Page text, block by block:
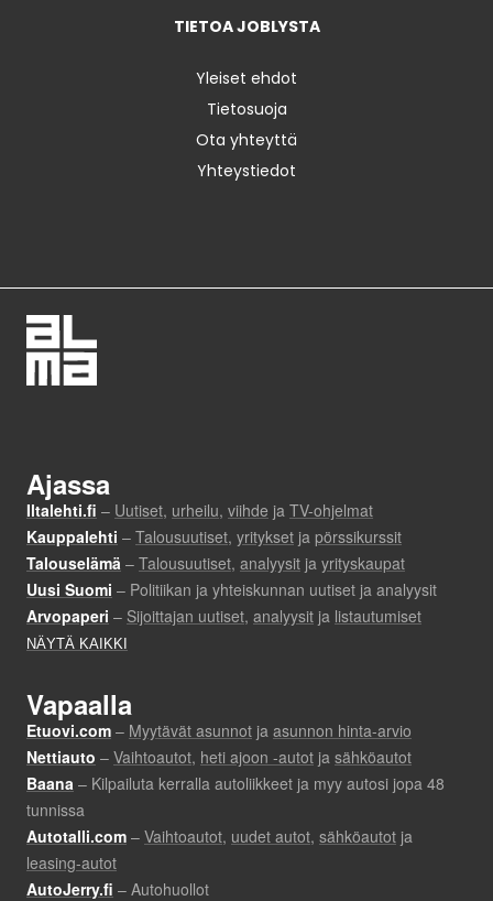
TIETOA JOBLYSTA
Yleiset ehdot
Tietosuoja
Ota yhteyttä
Yhteystiedot